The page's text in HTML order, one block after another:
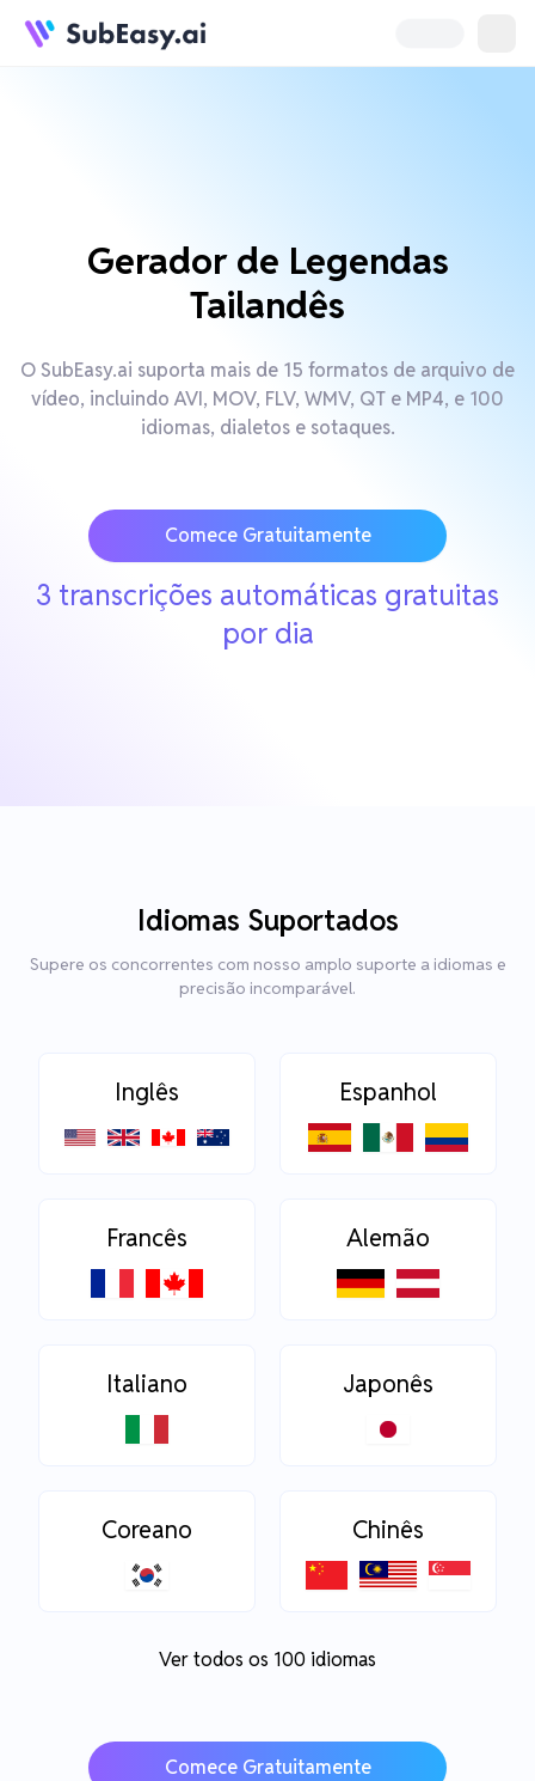
Gerador de Legendas
Tailandês
O SubEasy.ai suporta mais de 15 formatos de arquivo de
vídeo, incluindo AVI, MOV, FLV, WMV, QT e MP4, e 100
idiomas, dialetos e sotaques.
Comece Gratuitamente
3 transcrições automáticas gratuitas
por dia
Idiomas Suportados
Supere os concorrentes com nosso amplo suporte a idiomas e
precisão incomparável.
Inglês Espanhol
Francês Alemão
Italiano Japonês
Coreano Chinês
Ver todos os 100 idiomas
Comece Gratuitamente